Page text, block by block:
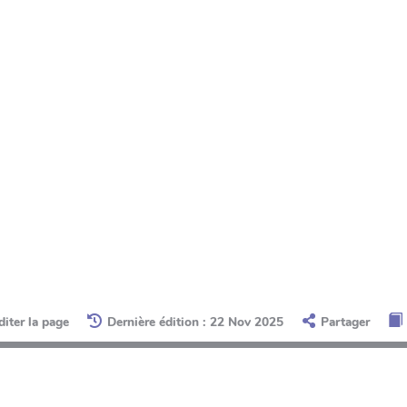
la page Dernière édition : 22 Nov 2025 Partager